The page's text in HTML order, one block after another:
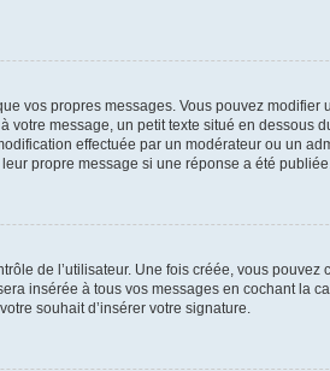
vos propres messages. Vous pouvez modifier
message, un petit texte situé en dessous
effectuée par un modérateur ou un
propre message si une réponse a été publiée.
de l’utilisateur. Une fois créée, vous pouvez
insérée à tous vos messages en cochant la
souhait d’insérer votre signature.